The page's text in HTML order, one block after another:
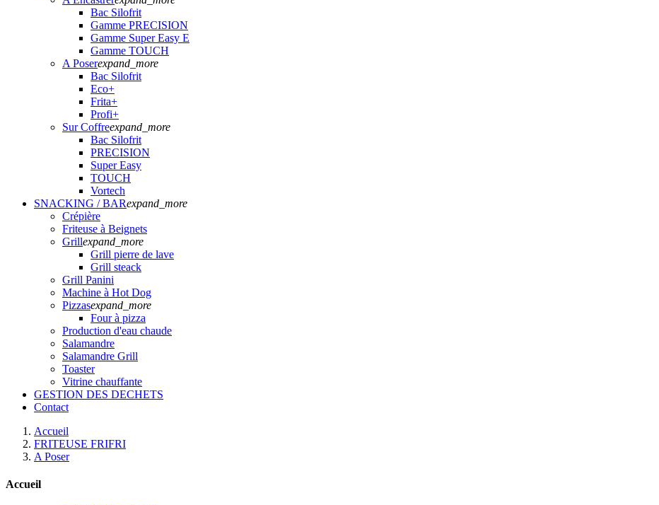
Bac Silofrit
Gamme PRECISION
Gamme Super Easy E
Gamme TOUCH
A Poserexpand_more
Bac Silofrit
Eco+
Frita+
Profi+
Sur Coffreexpand_more
Bac Silofrit
PRECISION
Super Easy
TOUCH
Vortech
SNACKING / BARexpand_more
Crépière
Friteuse à Beignets
Grillexpand_more
Grill pierre de lave
Grill steack
Grill Panini
Machine à Hot Dog
Pizzasexpand_more
Four à pizza
Production d'eau chaude
Salamandre
Salamandre Grill
Toaster
Vitrine chauffante
GESTION DES DECHETS
Contact
Accueil
FRITEUSE FRIFRI
A Poser
Accueil